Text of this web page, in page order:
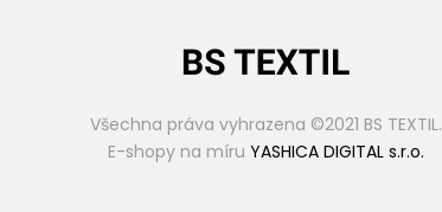
Všechna práva vyhrazena ©2021 BS TEXTIL.
E-shopy na míru YASHICA DIGITAL s.r.o.